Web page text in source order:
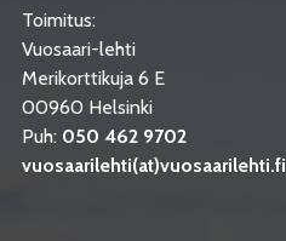
Toimitus:
Vuosaari-lehti
Merikorttikuja 6 E
00960 Helsinki
Puh: 050 462 9702
vuosaarilehti(at)vuosaarilehti.fi